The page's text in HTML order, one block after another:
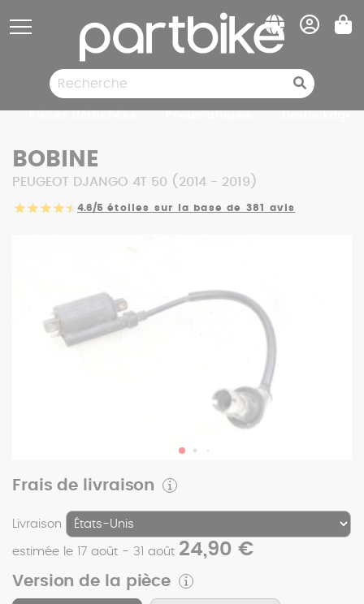
BOBINE
PEUGEOT DJANGO 4T 50 (2014 - 2019)
4.6/5 étoiles sur la base de 381 avis
Frais de livraison
Livraison
estimée le 17 août - 31 août 24,90 €
Version de la pièce